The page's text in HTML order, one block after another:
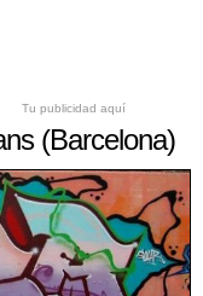
Tu publicidad aquí
(Barcelona)